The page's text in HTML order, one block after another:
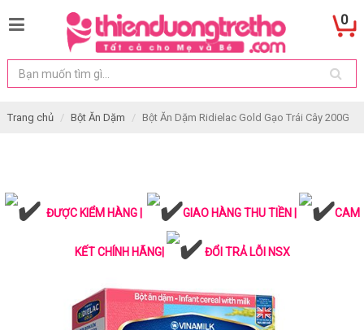
0
Trang chủ Bột Ăn Dặm Bột Ăn Dặm Ridielac Gold Gạo Trái Cây 200G
ĐƯỢC KIỂM HÀNG | GIAO HÀNG THU TIỀN | CAM
KẾT CHÍNH HÃNG| ĐỔI TRẢ LỖI NSX